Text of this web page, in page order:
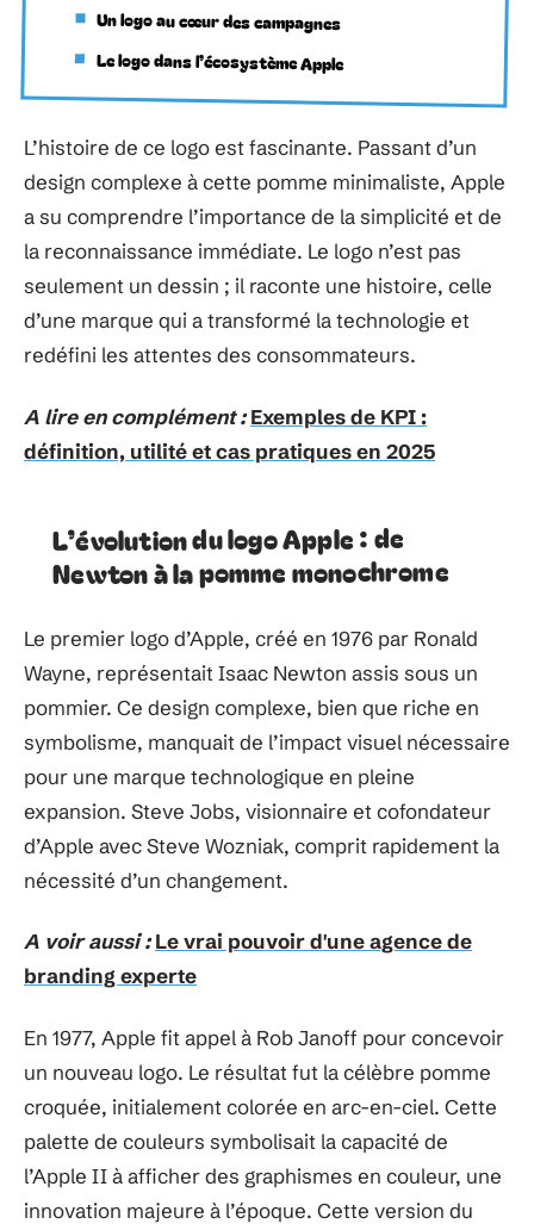
Un logo au cœur des campagnes
Le logo dans l’écosystème Apple
L’histoire de ce logo est fascinante. Passant d’un
design complexe à cette pomme minimaliste, Apple
a su comprendre l’importance de la simplicité et de
la reconnaissance immédiate. Le logo n’est pas
seulement un dessin ; il raconte une histoire, celle
d’une marque qui a transformé la technologie et
redéfini les attentes des consommateurs.
A lire en complément : Exemples de KPI :
définition, utilité et cas pratiques en 2025
L’évolution du logo Apple : de
Newton à la pomme monochrome
Le premier logo d’Apple, créé en 1976 par Ronald
Wayne, représentait Isaac Newton assis sous un
pommier. Ce design complexe, bien que riche en
symbolisme, manquait de l’impact visuel nécessaire
pour une marque technologique en pleine
expansion. Steve Jobs, visionnaire et cofondateur
d’Apple avec Steve Wozniak, comprit rapidement la
nécessité d’un changement.
A voir aussi : Le vrai pouvoir d'une agence de
branding experte
En 1977, Apple fit appel à Rob Janoff pour concevoir
un nouveau logo. Le résultat fut la célèbre pomme
croquée, initialement colorée en arc-en-ciel. Cette
palette de couleurs symbolisait la capacité de
l’Apple II à afficher des graphismes en couleur, une
innovation majeure à l’époque. Cette version du